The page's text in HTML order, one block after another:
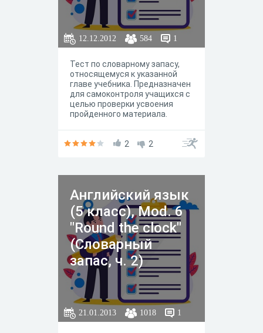
12.12.2012 584 1
Тест по словарному запасу,
относящемуся к указанной
главе учебника. Предназначен
для самоконтроля учащихся с
целью проверки усвоения
пройденного материала.
2 2
Английский язык
(5 класс), Mod. 6
"Round the clock"
(Словарный
запас, ч. 2)
21.01.2013 1018 1